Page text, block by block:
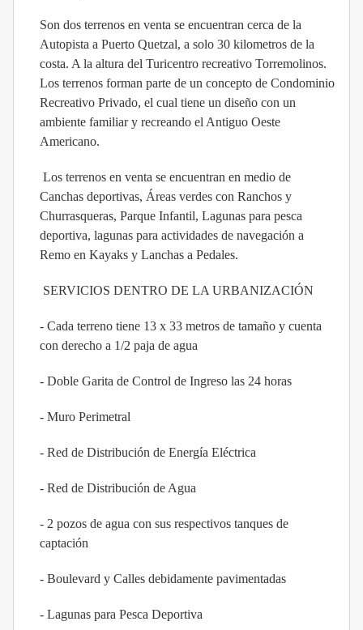
Son dos terrenos en venta se encuentran cerca de la
Autopista a Puerto Quetzal, a solo 30 kilometros de la
costa. A la altura del Turicentro recreativo Torremolinos.
Los terrenos forman parte de un concepto de Condominio
Recreativo Privado, el cual tiene un diseño con un
ambiente familiar y recreando el Antiguo Oeste
Americano.
Los terrenos en venta se encuentran en medio de
Canchas deportivas, Áreas verdes con Ranchos y
Churrasqueras, Parque Infantil, Lagunas para pesca
deportiva, lagunas para actividades de navegación a
Remo en Kayaks y Lanchas a Pedales.
SERVICIOS DENTRO DE LA URBANIZACIÓN
- Cada terreno tiene 13 x 33 metros de tamaño y cuenta
con derecho a 1/2 paja de agua
- Doble Garita de Control de Ingreso las 24 horas
- Muro Perimetral
- Red de Distribución de Energía Eléctrica
- Red de Distribución de Agua
- 2 pozos de agua con sus respectivos tanques de
captación
- Boulevard y Calles debidamente pavimentadas
- Lagunas para Pesca Deportiva